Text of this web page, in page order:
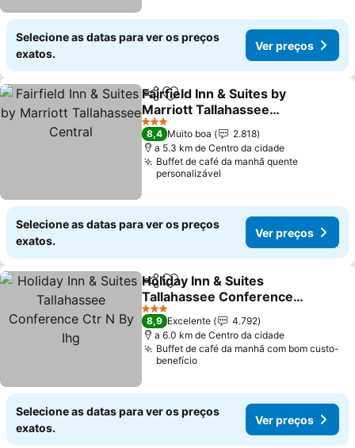
Selecione as datas para ver os preços
exatos.
Ver preços
PartilharAdicionar aos favoritos
Fairfield Inn & Suites by
Marriott Tallahassee
Central
Ver preços
3 Estrelas
8,4 Muito boa
2.818
a 5.3 km de Centro da cidade
Buffet de café da manhã quente
personalizável
Selecione as datas para ver os preços
exatos.
Ver preços
PartilharAdicionar aos favoritos
Holiday Inn & Suites
Tallahassee Conference
Ctr N By Ihg
Ver preços
3 Estrelas
8,9 Excelente
4.792
a 6.0 km de Centro da cidade
Buffet de café da manhã com bom custo-
benefício
Selecione as datas para ver os preços
exatos.
Ver preços